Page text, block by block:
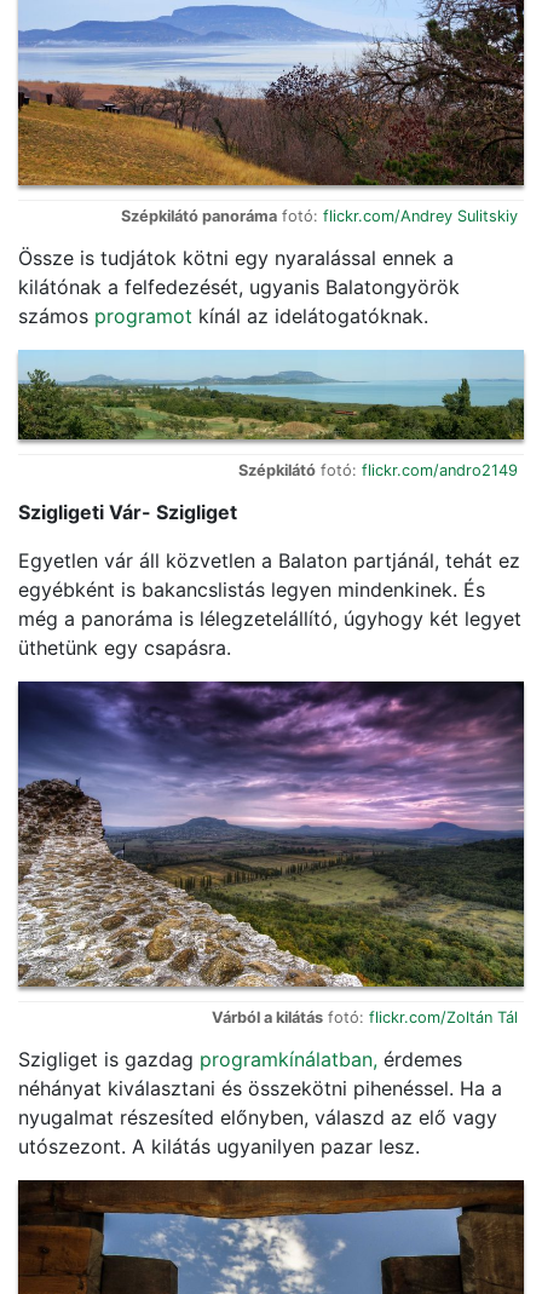
Szépkilátó panoráma fotó: flickr.com/Andrey Sulitskiy
Össze is tudjátok kötni egy nyaralással ennek a
kilátónak a felfedezését, ugyanis Balatongyörök
számos programot kínál az idelátogatóknak.
Szépkilátó fotó: flickr.com/andro2149
Szigligeti Vár- Szigliget
Egyetlen vár áll közvetlen a Balaton partjánál, tehát ez
egyébként is bakancslistás legyen mindenkinek. És
még a panoráma is lélegzetelállító, úgyhogy két legyet
üthetünk egy csapásra.
Várból a kilátás fotó: flickr.com/Zoltán Tál
Szigliget is gazdag programkínálatban, érdemes
néhányat kiválasztani és összekötni pihenéssel. Ha a
nyugalmat részesíted előnyben, válaszd az elő vagy
utószezont. A kilátás ugyanilyen pazar lesz.